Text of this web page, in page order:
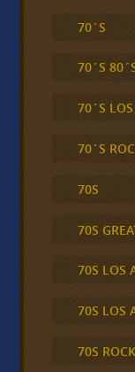
70´S
70´S
70´S
70´S
70S
70S
70S LOS
70S LOS
70S